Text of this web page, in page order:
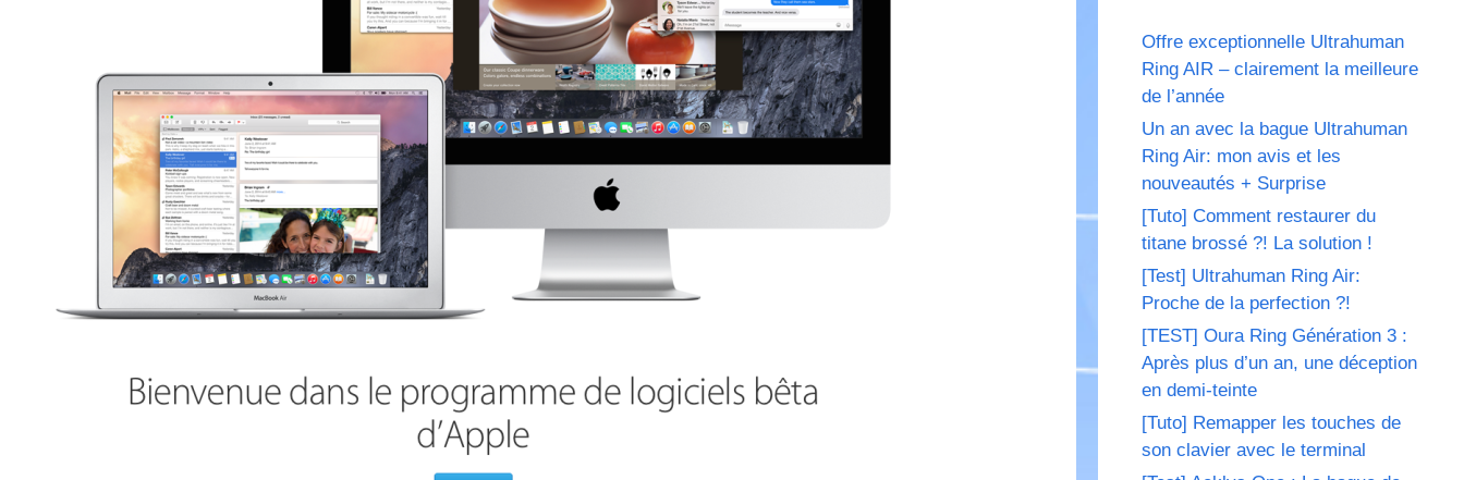
Offre exceptionnelle Ultrahuman
Ring AIR – clairement la meilleure
de l’année
Un an avec la bague Ultrahuman
Ring Air: mon avis et les
nouveautés + Surprise
[Tuto] Comment restaurer du
titane brossé ?! La solution !
[Test] Ultrahuman Ring Air:
Proche de la perfection ?!
[TEST] Oura Ring Génération 3 :
Après plus d’un an, une déception
en demi-teinte
[Tuto] Remapper les touches de
son clavier avec le terminal